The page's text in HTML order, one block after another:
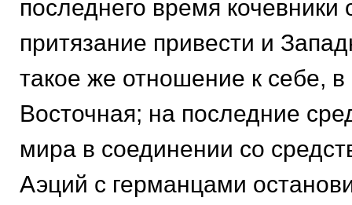
последнего время
притязание привести и
такое же отношение к себе,
Восточная; на последние
мира в соединении со
Аэций с германцами